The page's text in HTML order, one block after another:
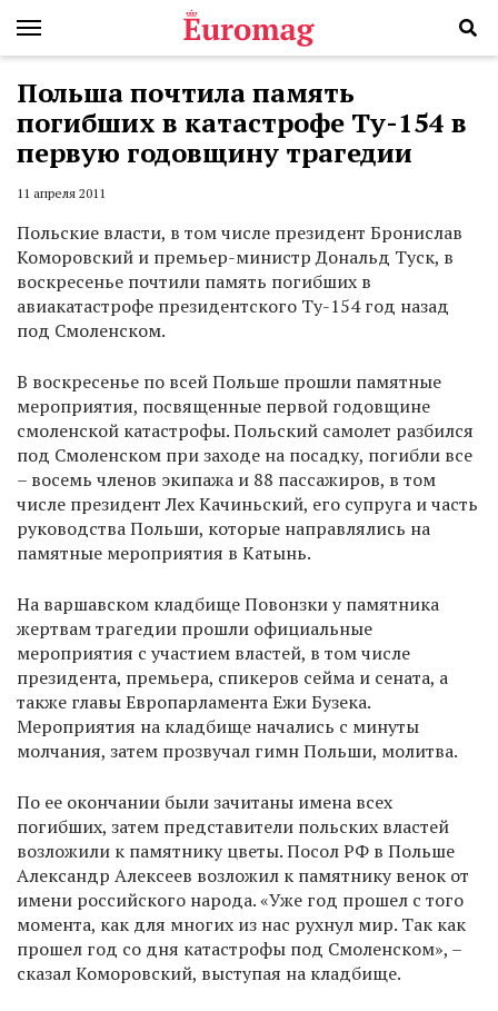
Польша почтила память
погибших в катастрофе Ту-154 в
первую годовщину трагедии
11 апреля 2011
Польские власти, в том числе президент Бронислав
Коморовский и премьер-министр Дональд Туск, в
воскресенье почтили память погибших в
авиакатастрофе президентского Ту-154 год назад
под Смоленском.
В воскресенье по всей Польше прошли памятные
мероприятия, посвященные первой годовщине
смоленской катастрофы. Польский самолет разбился
под Смоленском при заходе на посадку, погибли все
– восемь членов экипажа и 88 пассажиров, в том
числе президент Лех Качиньский, его супруга и часть
руководства Польши, которые направлялись на
памятные мероприятия в Катынь.
На варшавском кладбище Повонзки у памятника
жертвам трагедии прошли официальные
мероприятия с участием властей, в том числе
президента, премьера, спикеров сейма и сената, а
также главы Европарламента Ежи Бузека.
Мероприятия на кладбище начались с минуты
молчания, затем прозвучал гимн Польши, молитва.
По ее окончании были зачитаны имена всех
погибших, затем представители польских властей
возложили к памятнику цветы. Посол РФ в Польше
Александр Алексеев возложил к памятнику венок от
имени российского народа. «Уже год прошел с того
момента, как для многих из нас рухнул мир. Так как
прошел год со дня катастрофы под Смоленском», –
сказал Коморовский, выступая на кладбище.